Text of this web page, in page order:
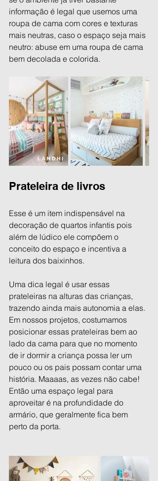
informação é legal que usemos uma
roupa de cama com cores e texturas
mais neutras, caso o espaço seja mais
neutro: abuse em uma roupa de cama
bem decolada e colorida.
Prateleira de livros
Esse é um item indispensável na
decoração de quartos infantis pois
além de lúdico ele compõem o
conceito do espaço e incentiva a
leitura dos baixinhos.
Uma dica legal é usar essas
prateleiras na alturas das crianças,
trazendo ainda mais autonomia a elas.
Em nossos projetos, costumamos
posicionar essas prateleiras bem ao
lado da cama para que no momento
de ir dormir a criança possa ler um
pouco ou os pais possam contar uma
história. Maaaas, as vezes não cabe!
Então uma espaço legal para
aproveitar é na profundidade do
armário, que geralmente fica bem
perto da porta.